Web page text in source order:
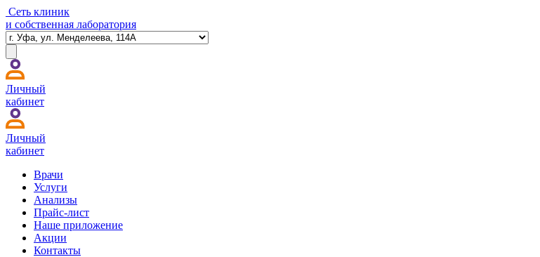
Сеть клиник
и собственная лаборатория
Личный
кабинет
Личный
кабинет
Врачи
Услуги
Анализы
Прайс-лист
Наше приложение
Акции
Контакты